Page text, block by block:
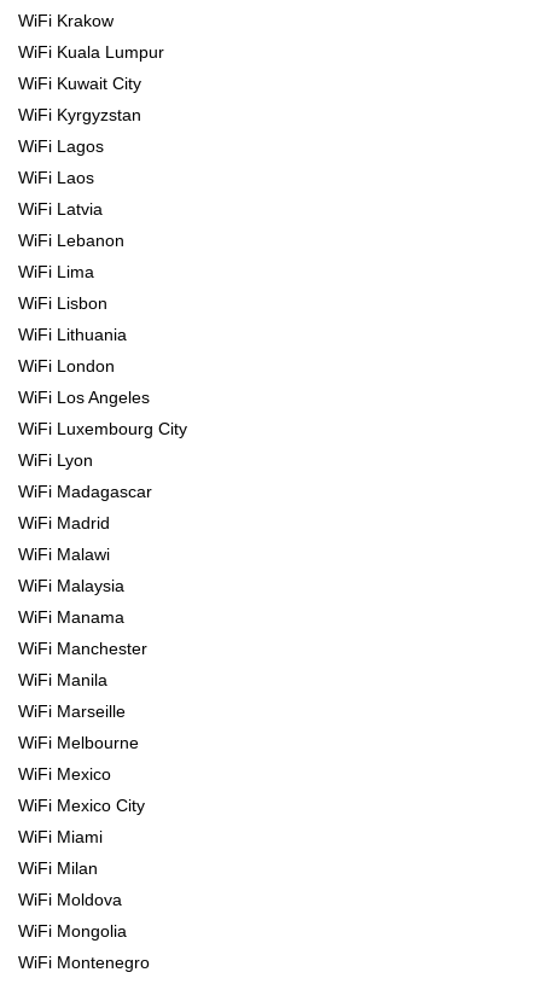
WiFi Krakow
WiFi Kuala Lumpur
WiFi Kuwait City
WiFi Kyrgyzstan
WiFi Lagos
WiFi Laos
WiFi Latvia
WiFi Lebanon
WiFi Lima
WiFi Lisbon
WiFi Lithuania
WiFi London
WiFi Los Angeles
WiFi Luxembourg City
WiFi Lyon
WiFi Madagascar
WiFi Madrid
WiFi Malawi
WiFi Malaysia
WiFi Manama
WiFi Manchester
WiFi Manila
WiFi Marseille
WiFi Melbourne
WiFi Mexico
WiFi Mexico City
WiFi Miami
WiFi Milan
WiFi Moldova
WiFi Mongolia
WiFi Montenegro